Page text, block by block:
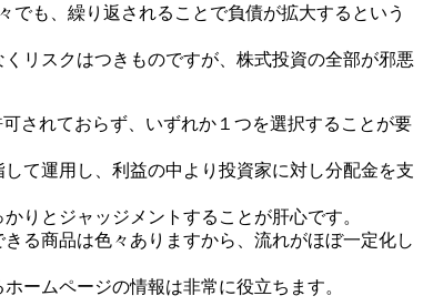
も、繰り返されることで負債が拡大するという
リスクはつきものですが、株式投資の全部が邪悪
されておらず、いずれか１つを選択することが要
て運用し、利益の中より投資家に対し分配金を支
りとジャッジメントすることが肝心です。
る商品は色々ありますから、流れがほぼ一定化し
ームページの情報は非常に役立ちます。